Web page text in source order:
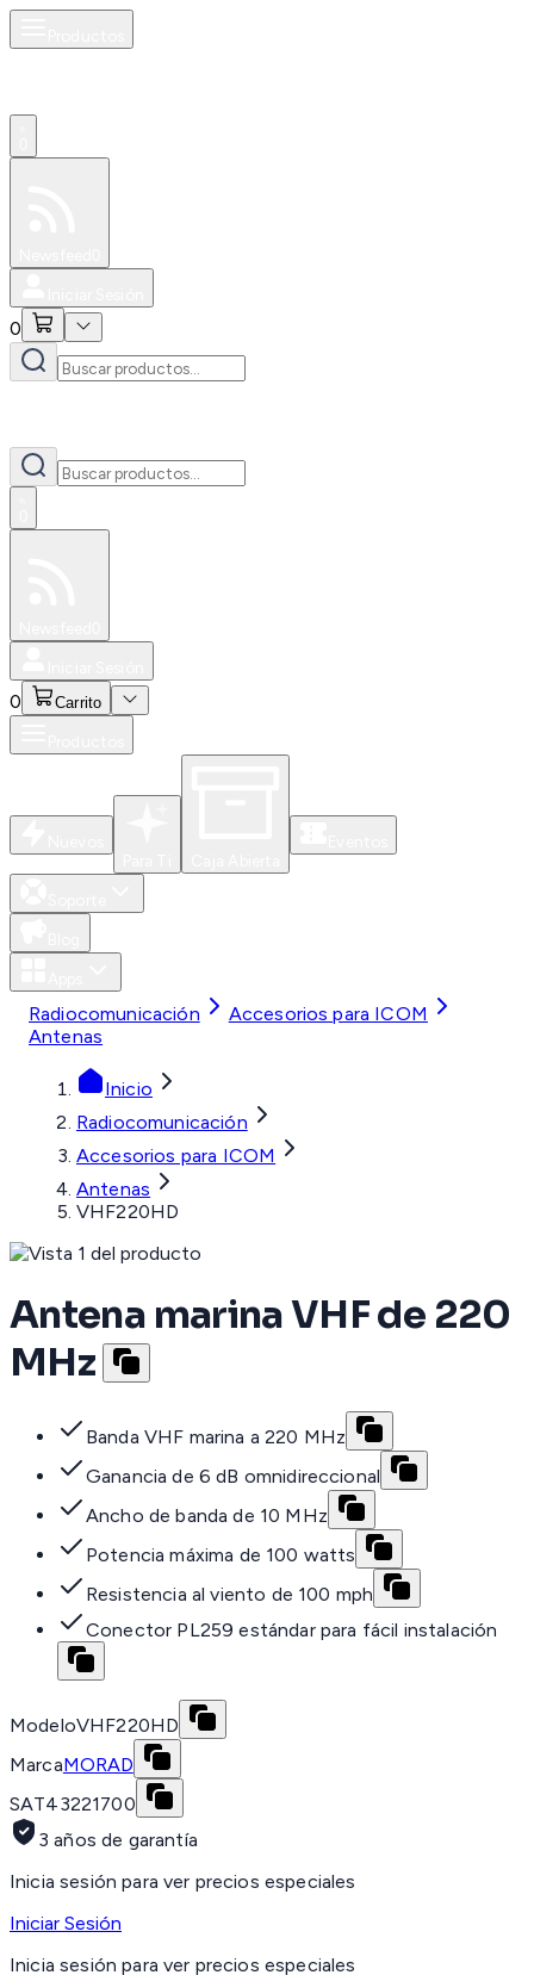
0
0 Carrito
Radiocomunicación
Accesorios para ICOM
Antenas
Inicio
Radiocomunicación
Accesorios para ICOM
Antenas
VHF220HD
Antena marina VHF de 220
MHz
Banda VHF marina a 220 MHz
Ganancia de 6 dB omnidireccional
Ancho de banda de 10 MHz
Potencia máxima de 100 watts
Resistencia al viento de 100 mph
Conector PL259 estándar para fácil instalación
ModeloVHF220HD
MarcaMORAD
SAT43221700
3 años de garantía
Inicia sesión para ver precios especiales
Iniciar Sesión
Inicia sesión para ver precios especiales